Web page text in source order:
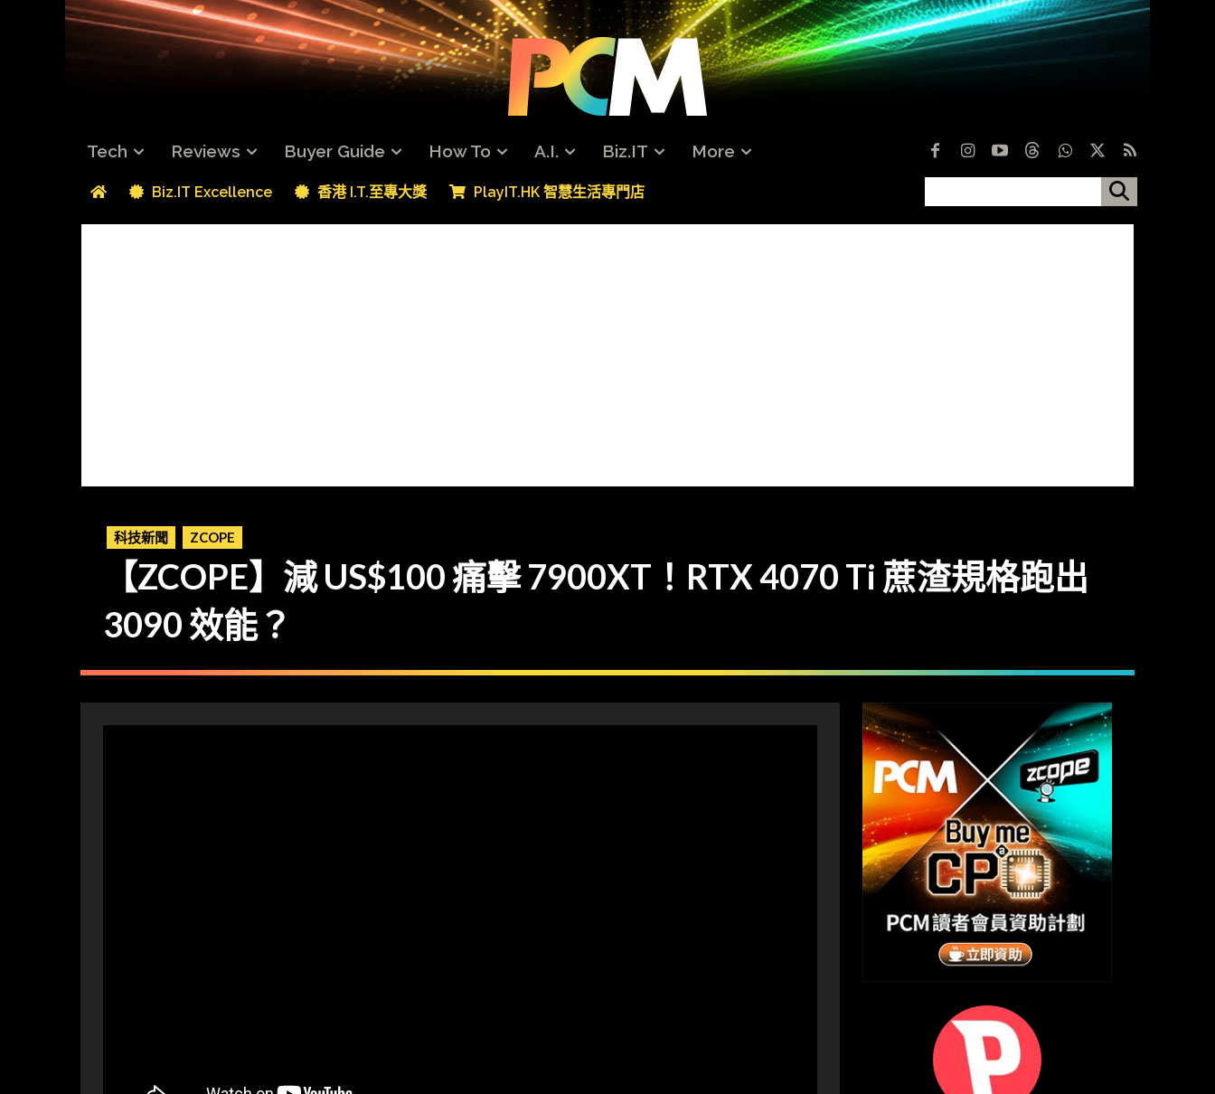
Tech Reviews Buyer Guide How To A.I. Biz.IT More
Biz.IT Excellence 香港 I.T.至專大獎 PlayIT.HK 智慧生活專門店
科技新聞 ZCOPE
【ZCOPE】減 US$100 痛擊 7900XT！RTX 4070 Ti 蔗渣規格跑出
3090 效能？